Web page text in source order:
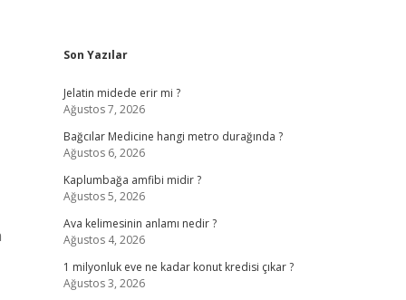
Sidebar
Son Yazılar
Jelatin midede erir mi ?
Ağustos 7, 2026
Bağcılar Medicine hangi metro durağında ?
Ağustos 6, 2026
Kaplumbağa amfibi midir ?
Ağustos 5, 2026
Ava kelimesinin anlamı nedir ?
Ağustos 4, 2026
1 milyonluk eve ne kadar konut kredisi çıkar ?
Ağustos 3, 2026